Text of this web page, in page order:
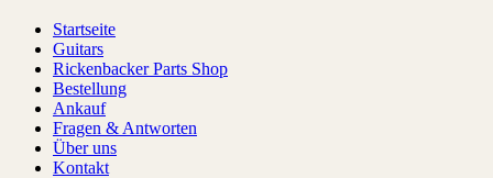
Startseite
Guitars
Rickenbacker Parts Shop
Bestellung
Ankauf
Fragen & Antworten
Über uns
Kontakt